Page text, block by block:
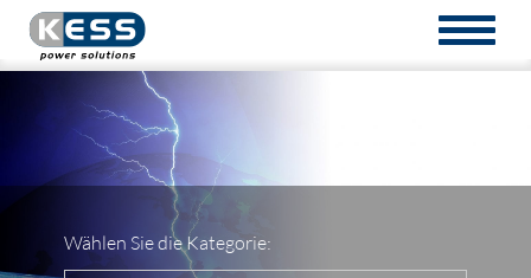
Wählen Sie die Kategorie: